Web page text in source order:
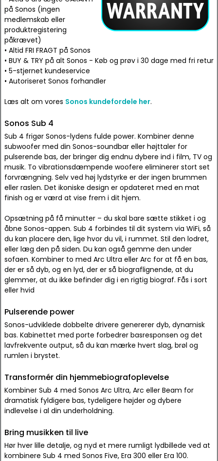
på Sonos (ingen
medlemskab eller
produktregistering
påkrævet)
• Altid FRI FRAGT på Sonos
• BUY & TRY på alt Sonos - Køb og prøv i 30 dage med fri retur
• 5-stjernet kundeservice
• Autoriseret Sonos forhandler
Læs alt om vores Sonos kundefordele her.
Sonos Sub 4
Sub 4 frigør Sonos-lydens fulde power. Kombiner denne
subwoofer med din Sonos-soundbar eller højttaler for
pulserende bas, der bringer dig endnu dybere ind i film, TV og
musik. To vibrationsdæmpende woofere eliminerer stort set
forvrængning. Selv ved høj lydstyrke er der ingen brummen
eller raslen. Det ikoniske design er opdateret med en mat
finish og er værd at vise frem i dit hjem.
Opsætning på få minutter – du skal bare sætte stikket i og
åbne Sonos-appen. Sub 4 forbindes til dit system via WiFi, så
du kan placere den, lige hvor du vil, i rummet. Stil den lodret,
eller læg den på siden. Du kan også gemme den under
sofaen. Kombiner to med Arc Ultra eller Arc for at få en bas,
der er så dyb, og en lyd, der er så biograflignende, at du
glemmer, at du ikke befinder dig i en rigtig biograf. Fås i sort
eller hvid
Pulserende power
Sonos-udviklede dobbelte drivere genererer dyb, dynamisk
bas. Kabinettet med porte forbedrer basresponsen og det
lavfrekvente output, så du kan mærke hvert slag, brøl og
rumlen i brystet.
Transformér din hjemmebiografoplevelse
Kombiner Sub 4 med Sonos Arc Ultra, Arc eller Beam for
dramatisk fyldigere bas, tydeligere højder og dybere
indlevelse i al din underholdning.
Bring musikken til live
Hør hver lille detalje, og nyd et mere rumligt lydbillede ved at
kombinere Sub 4 med Sonos Five, Era 300 eller Era 100.